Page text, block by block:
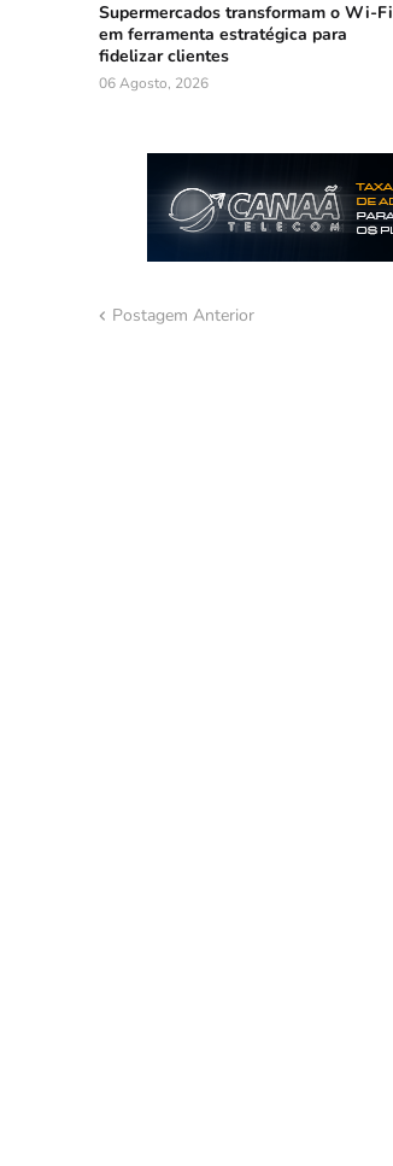
Supermercados transformam o Wi-Fi
em ferramenta estratégica para
fidelizar clientes
06 Agosto, 2026
Postagem Anterior